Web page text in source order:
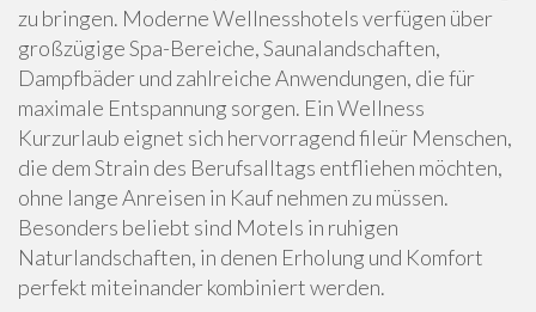
zu bringen. Moderne Wellnesshotels verfügen über
großzügige Spa-Bereiche, Saunalandschaften,
Dampfbäder und zahlreiche Anwendungen, die für
maximale Entspannung sorgen. Ein Wellness
Kurzurlaub eignet sich hervorragend fileür Menschen,
die dem Strain des Berufsalltags entfliehen möchten,
ohne lange Anreisen in Kauf nehmen zu müssen.
Besonders beliebt sind Motels in ruhigen
Naturlandschaften, in denen Erholung und Komfort
perfekt miteinander kombiniert werden.